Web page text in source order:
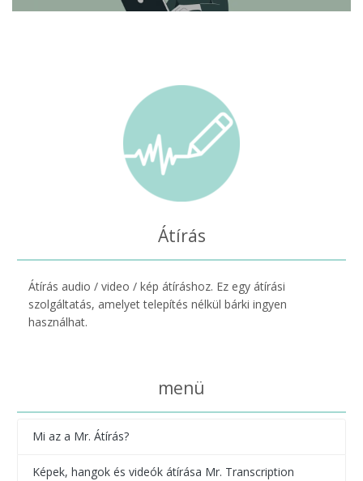
Átírás
Átírás audio / video / kép átíráshoz. Ez egy átírási
szolgáltatás, amelyet telepítés nélkül bárki ingyen
használhat.
menü
Mi az a Mr. Átírás?
Képek, hangok és videók átírása Mr. Transcription